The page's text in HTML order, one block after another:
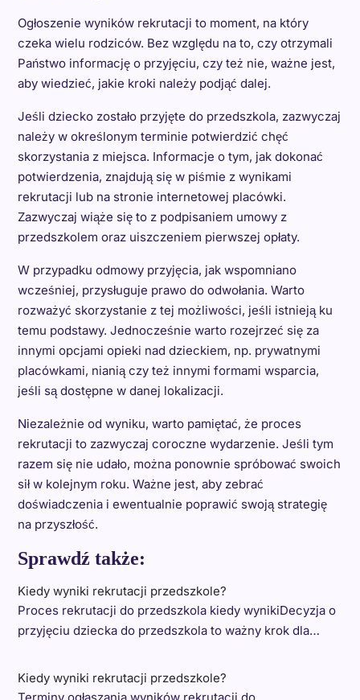
Ogłoszenie wyników rekrutacji to moment, na który
czeka wielu rodziców. Bez względu na to, czy otrzymali
Państwo informację o przyjęciu, czy też nie, ważne jest,
aby wiedzieć, jakie kroki należy podjąć dalej.
Jeśli dziecko zostało przyjęte do przedszkola, zazwyczaj
należy w określonym terminie potwierdzić chęć
skorzystania z miejsca. Informacje o tym, jak dokonać
potwierdzenia, znajdują się w piśmie z wynikami
rekrutacji lub na stronie internetowej placówki.
Zazwyczaj wiąże się to z podpisaniem umowy z
przedszkolem oraz uiszczeniem pierwszej opłaty.
W przypadku odmowy przyjęcia, jak wspomniano
wcześniej, przysługuje prawo do odwołania. Warto
rozważyć skorzystanie z tej możliwości, jeśli istnieją ku
temu podstawy. Jednocześnie warto rozejrzeć się za
innymi opcjami opieki nad dzieckiem, np. prywatnymi
placówkami, nianią czy też innymi formami wsparcia,
jeśli są dostępne w danej lokalizacji.
Niezależnie od wyniku, warto pamiętać, że proces
rekrutacji to zazwyczaj coroczne wydarzenie. Jeśli tym
razem się nie udało, można ponownie spróbować swoich
sił w kolejnym roku. Ważne jest, aby zebrać
doświadczenia i ewentualnie poprawić swoją strategię
na przyszłość.
Sprawdź także:
Kiedy wyniki rekrutacji przedszkole?
Proces rekrutacji do przedszkola kiedy wynikiDecyzja o
przyjęciu dziecka do przedszkola to ważny krok dla…
Kiedy wyniki rekrutacji przedszkole?